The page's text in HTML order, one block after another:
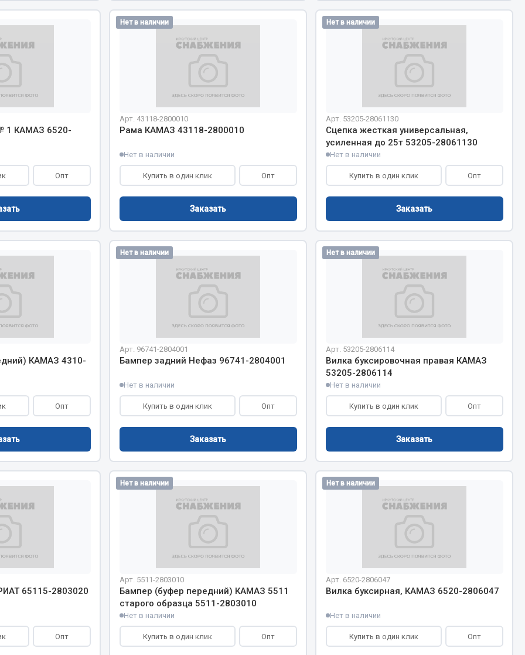
шиномонтажа
и оборудование для
Весь раздел
ТАВ
ЯМАЛ
DELТА
Показать ещё
Весь раздел
1 КАМАЗ 6520-
Опт
Нет в наличии
Арт. 43118-2800010
Рама КАМАЗ 43118-2800010
Нет в наличии
Купить в один клик Опт
Заказать
Нет в наличии
Арт. 53205-28061130
Сцепка жесткая универсальная,
усиленная до 25т 53205-28061130
Нет в наличии
Купить в один клик Опт
Заказать
КАМАЗ 4310-
Опт
Нет в наличии
Арт. 96741-2804001
Бампер задний Нефаз 96741-2804001
Нет в наличии
Купить в один клик Опт
Заказать
Нет в наличии
Арт. 53205-2806114
Вилка буксировочная правая КАМАЗ
53205-2806114
Нет в наличии
Купить в один клик Опт
Заказать
65115-2803020
Опт
Нет в наличии
Арт. 5511-2803010
Бампер (буфер передний) КАМАЗ 5511
старого образца 5511-2803010
Нет в наличии
Купить в один клик Опт
Нет в наличии
Арт. 6520-2806047
Вилка буксирная, КАМАЗ 6520-2806047
Нет в наличии
Купить в один клик Опт